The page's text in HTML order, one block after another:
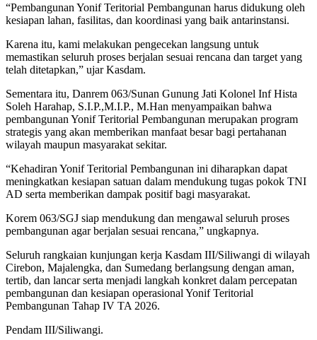
“Pembangunan Yonif Teritorial Pembangunan harus didukung oleh
kesiapan lahan, fasilitas, dan koordinasi yang baik antarinstansi.
Karena itu, kami melakukan pengecekan langsung untuk
memastikan seluruh proses berjalan sesuai rencana dan target yang
telah ditetapkan,” ujar Kasdam.
Sementara itu, Danrem 063/Sunan Gunung Jati Kolonel Inf Hista
Soleh Harahap, S.I.P.,M.I.P., M.Han menyampaikan bahwa
pembangunan Yonif Teritorial Pembangunan merupakan program
strategis yang akan memberikan manfaat besar bagi pertahanan
wilayah maupun masyarakat sekitar.
“Kehadiran Yonif Teritorial Pembangunan ini diharapkan dapat
meningkatkan kesiapan satuan dalam mendukung tugas pokok TNI
AD serta memberikan dampak positif bagi masyarakat.
Korem 063/SGJ siap mendukung dan mengawal seluruh proses
pembangunan agar berjalan sesuai rencana,” ungkapnya.
Seluruh rangkaian kunjungan kerja Kasdam III/Siliwangi di wilayah
Cirebon, Majalengka, dan Sumedang berlangsung dengan aman,
tertib, dan lancar serta menjadi langkah konkret dalam percepatan
pembangunan dan kesiapan operasional Yonif Teritorial
Pembangunan Tahap IV TA 2026.
Pendam III/Siliwangi.